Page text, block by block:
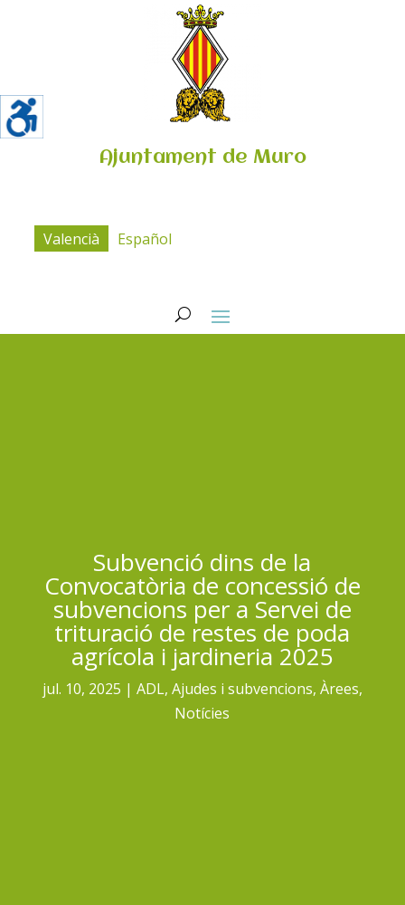
Ajuntament de Muro
Valencià Español
Subvenció dins de la
Convocatòria de concessió de
subvencions per a Servei de
trituració de restes de poda
agrícola i jardineria 2025
jul. 10, 2025 ADL, Ajudes i subvencions, Àrees,
Notícies